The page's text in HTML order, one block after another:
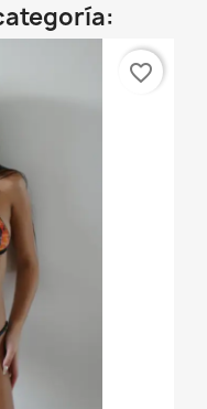
favorite_border